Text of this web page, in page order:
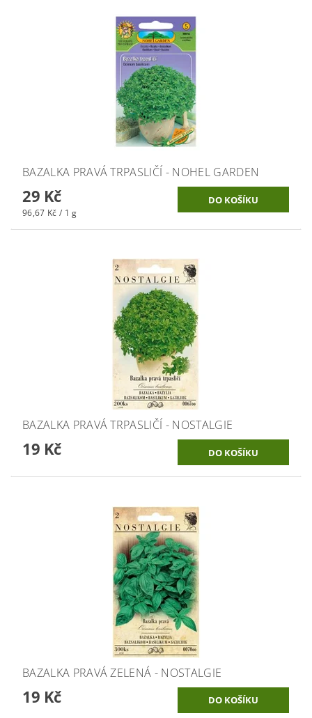
BAZALKA PRAVÁ TRPASLIČÍ - NOHEL GARDEN
29 Kč
96,67 Kč / 1 g
BAZALKA PRAVÁ TRPASLIČÍ - NOSTALGIE
19 Kč
BAZALKA PRAVÁ ZELENÁ - NOSTALGIE
19 Kč